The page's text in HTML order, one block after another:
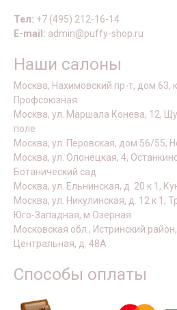
Тел: +7 (495) 212-16-14
E-mail: admin@puffy-shop.ru
Наши салоны
Москва, Нахимовский пр-т, дом 63,
Профсоюзная
Москва, ул. Маршала Конева, 12,
поле
Москва, ул. Перовская, дом 56/55,
Москва, ул. Олонецкая, 4,
Ботанический сад
Москва, ул. Ельнинская, д. 20 к 1,
Москва, ул. Никулинская, д. 12 к 1,
Юго-Западная, м Озерная
Московская обл., Истринский
Центральная, д. 48А
Способы оплаты